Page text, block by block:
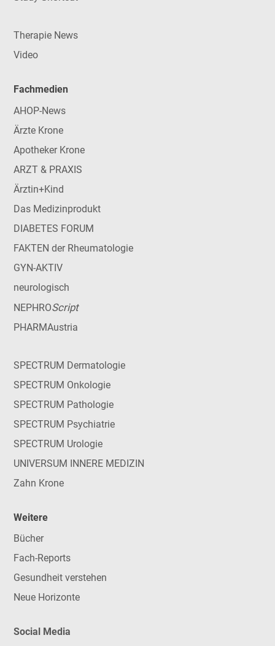
Therapie News
Video
Fachmedien
AHOP-News
Ärzte Krone
Apotheker Krone
ARZT & PRAXIS
Ärztin+Kind
Das Medizinprodukt
DIABETES FORUM
FAKTEN der Rheumatologie
GYN-AKTIV
neurologisch
NEPHROScript
PHARMAustria
SPECTRUM Dermatologie
SPECTRUM Onkologie
SPECTRUM Pathologie
SPECTRUM Psychiatrie
SPECTRUM Urologie
UNIVERSUM INNERE MEDIZIN
Zahn Krone
Weitere
Bücher
Fach-Reports
Gesundheit verstehen
Neue Horizonte
Social Media